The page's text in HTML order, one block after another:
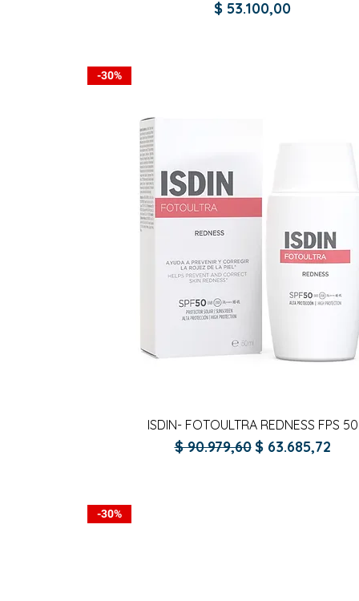
Precio
$ 53.100,00
Vista rápida
-30%
ISDIN- FOTOULTRA REDNESS FPS 50
Precio
$ 90.979,60 Precio de
$ 63.685,72
-30%